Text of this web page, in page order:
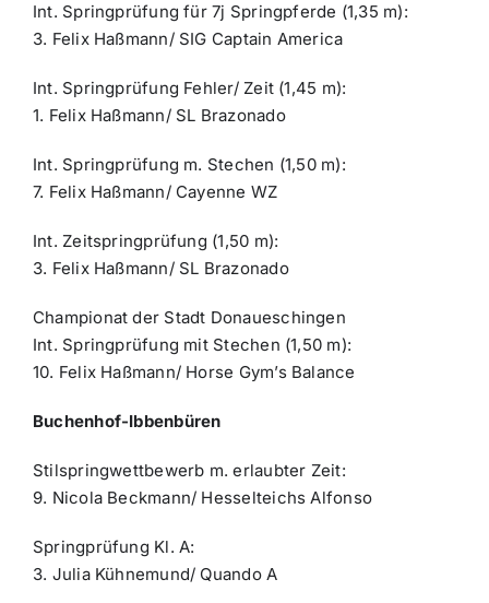
Int. Springprüfung für 7j Springpferde (1,35 m):
3. Felix Haßmann/ SIG Captain America
Int. Springprüfung Fehler/ Zeit (1,45 m):
1. Felix Haßmann/ SL Brazonado
Int. Springprüfung m. Stechen (1,50 m):
7. Felix Haßmann/ Cayenne WZ
Int. Zeitspringprüfung (1,50 m):
3. Felix Haßmann/ SL Brazonado
Championat der Stadt Donaueschingen
Int. Springprüfung mit Stechen (1,50 m):
10. Felix Haßmann/ Horse Gym’s Balance
Buchenhof-Ibbenbüren
Stilspringwettbewerb m. erlaubter Zeit:
9. Nicola Beckmann/ Hesselteichs Alfonso
Springprüfung Kl. A:
3. Julia Kühnemund/ Quando A